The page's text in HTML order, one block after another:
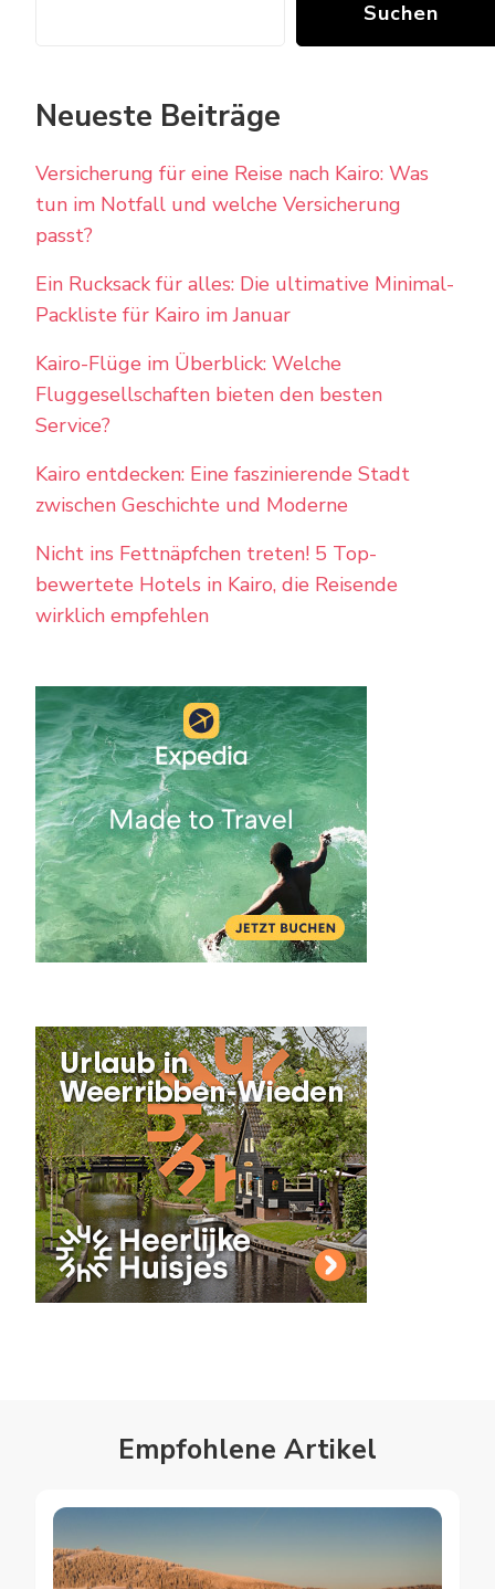
Suchen
Neueste Beiträge
Versicherung für eine Reise nach Kairo: Was
tun im Notfall und welche Versicherung
passt?
Ein Rucksack für alles: Die ultimative Minimal-
Packliste für Kairo im Januar
Kairo-Flüge im Überblick: Welche
Fluggesellschaften bieten den besten
Service?
Kairo entdecken: Eine faszinierende Stadt
zwischen Geschichte und Moderne
Nicht ins Fettnäpfchen treten! 5 Top-
bewertete Hotels in Kairo, die Reisende
wirklich empfehlen
Empfohlene Artikel